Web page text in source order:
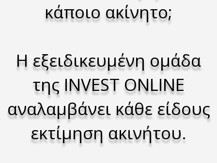
κάποιο ακίνητο;
Η εξειδικευμένη ομάδα
της INVEST ONLINE
αναλαμβάνει κάθε είδους
εκτίμηση ακινήτου.